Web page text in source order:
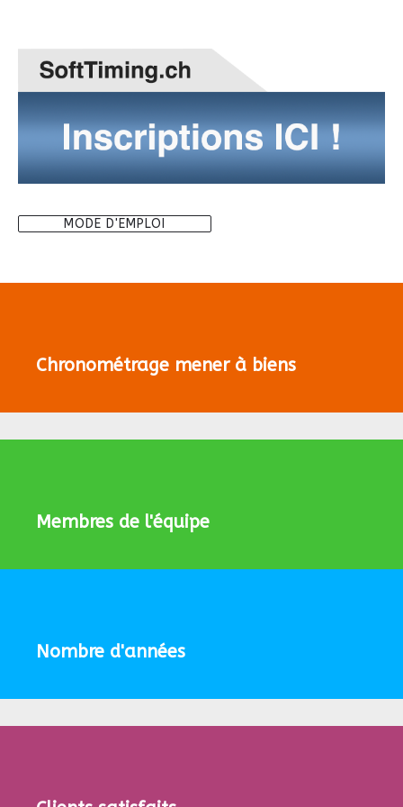
MODE D'EMPLOI
Chronométrage mener à biens
Membres de l'équipe
Nombre d'années